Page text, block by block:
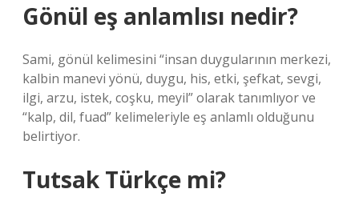
Gönül eş anlamlısı nedir?
Sami, gönül kelimesini “insan duygularının merkezi,
kalbin manevi yönü, duygu, his, etki, şefkat, sevgi,
ilgi, arzu, istek, coşku, meyil” olarak tanımlıyor ve
“kalp, dil, fuad” kelimeleriyle eş anlamlı olduğunu
belirtiyor.
Tutsak Türkçe mi?